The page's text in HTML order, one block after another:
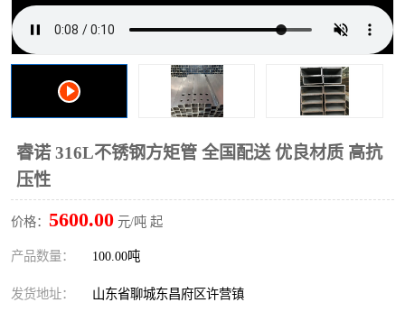
睿诺 316L不锈钢方矩管 全国配送 优良材质 高抗
压性
价格： 5600.00 元/吨 起
产品数量： 100.00吨
发货地址： 山东省聊城东昌府区许营镇